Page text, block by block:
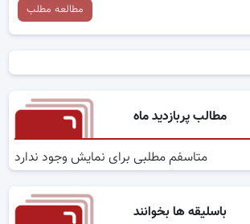
مطالعه مطلب
مطالب پربازدید ماه
متاسفم مطلبی برای نمایش وجود ندارد
باسلیقه ها بخوانند